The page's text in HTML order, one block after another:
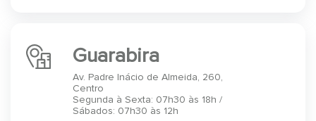
Guarabira
Av. Padre Inácio de Almeida, 260,
Centro
Segunda à Sexta: 07h30 às 18h /
Sábados: 07h30 às 12h